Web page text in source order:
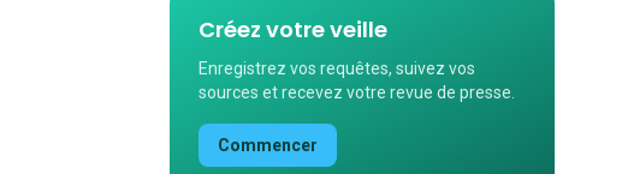
Créez votre veille
Enregistrez vos requêtes, suivez vos
sources et recevez votre revue de presse.
Commencer